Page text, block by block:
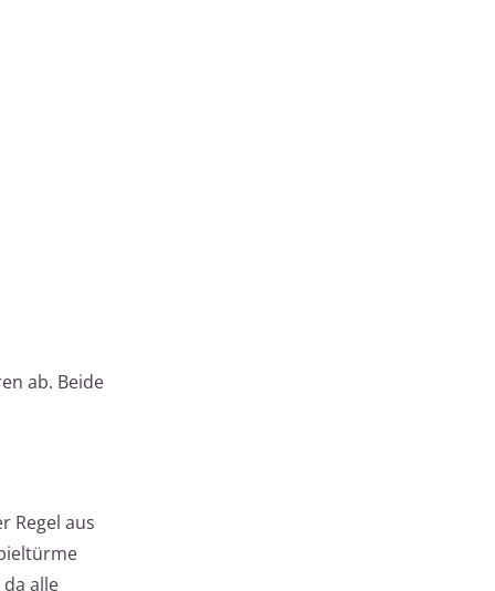
ab. Beide
Regel aus
alle